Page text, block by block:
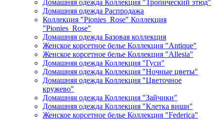
Домашняя одежда Коллекция "Тропический этюд"
Домашняя одежда Распродажа
Коллекция "Pionies_Rose" Коллекция
"Pionies_Rose"
Домашняя одежда Базовая коллекция
Женское корсетное белье Коллекция "Antique"
Женское корсетное белье Коллекция "Allesia"
Домашняя одежда Коллекция "Гуси"
Домашняя одежда Коллекция "Ночные цветы"
Домашняя одежда Коллекция "Цветочное
кружево"
Домашняя одежда Коллекция "Зайчики"
Домашняя одежда Коллекция "Клетка виши"
Женское корсетное белье Коллекция "Federica"